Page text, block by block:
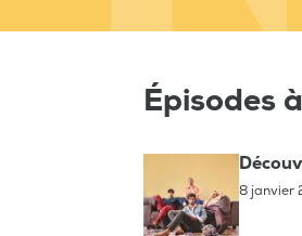
Épisodes
8 janvier